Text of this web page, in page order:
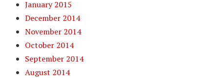
January 2015
December 2014
November 2014
October 2014
September 2014
August 2014